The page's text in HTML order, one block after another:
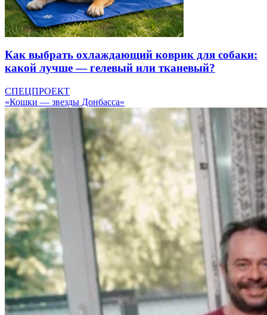
Как выбрать охлаждающий коврик для собаки:
какой лучше — гелевый или тканевый?
СПЕЦПРОЕКТ
«Кошки — звезды Донбасса»